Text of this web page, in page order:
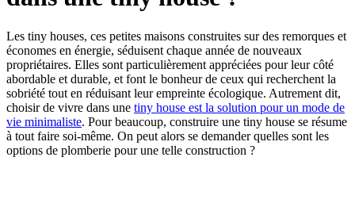
Les tiny houses, ces petites maisons construites sur des remorques et
économes en énergie, séduisent chaque année de nouveaux
propriétaires. Elles sont particulièrement appréciées pour leur côté
abordable et durable, et font le bonheur de ceux qui recherchent la
sobriété tout en réduisant leur empreinte écologique. Autrement dit,
choisir de vivre dans une tiny house est la solution pour un mode de
vie minimaliste. Pour beaucoup, construire une tiny house se résume
à tout faire soi-même. On peut alors se demander quelles sont les
options de plomberie pour une telle construction ?